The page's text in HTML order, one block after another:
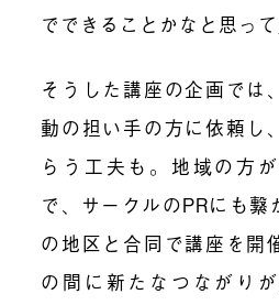
でできることかなと思って
そうした講座の企画では
動の担い手の方に依頼し
らう工夫も。地域の方
で、サークルのPRにも繋
の地区と合同で講座を開
の間に新たなつながり